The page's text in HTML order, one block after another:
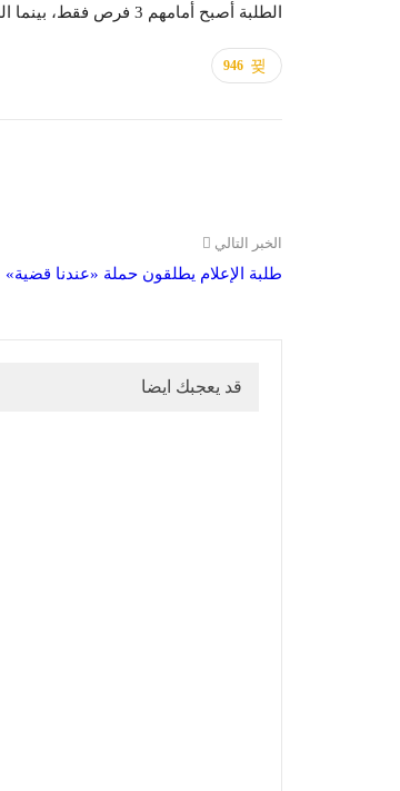
الطلبة أصبح أمامهم 3 فرص فقط، بينما السابقون كان أمامهم 6 فرص لإعادة الاختبارات وتحسين معدلاتهم.
946
الخبر التالي
طلبة الإعلام يطلقون حملة «عندنا قضية»
قد يعجبك ايضا